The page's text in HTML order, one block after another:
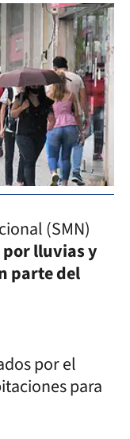
(SMN)
lluvias y
parte del
por el
para